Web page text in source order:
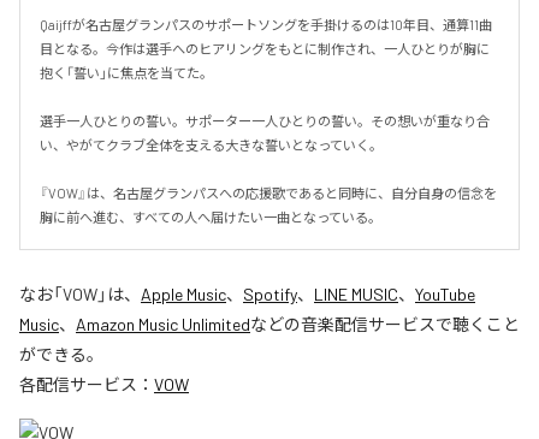
Qaijffが名古屋グランパスのサポートソングを手掛けるのは10年目、通算11曲
目となる。今作は選手へのヒアリングをもとに制作され、一人ひとりが胸に
抱く「誓い」に焦点を当てた。
選手一人ひとりの誓い。サポーター一人ひとりの誓い。その想いが重なり合
い、やがてクラブ全体を支える大きな誓いとなっていく。
『VOW』は、名古屋グランパスへの応援歌であると同時に、自分自身の信念を
胸に前へ進む、すべての人へ届けたい一曲となっている。
なお「VOW」は、 Apple Music、 Spotify、 LINE MUSIC、 YouTube
Music、 Amazon Music Unlimitedなどの音楽配信サービスで聴くこと
ができる。
各配信サービス： VOW